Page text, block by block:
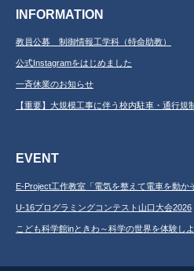
INFORMATION
教員公募 制御情報工学科（特命助教）
公式Instagramをはじめました
一斉休業のお知らせ
【重要】大規模工事に伴う校内駐車・通行規
EVENT
E-Project工作教室「電気を整えて電車を動か
U-16プログラミングコンテスト山口大会2026
こども科学館inときわ～科学の世界を体験し